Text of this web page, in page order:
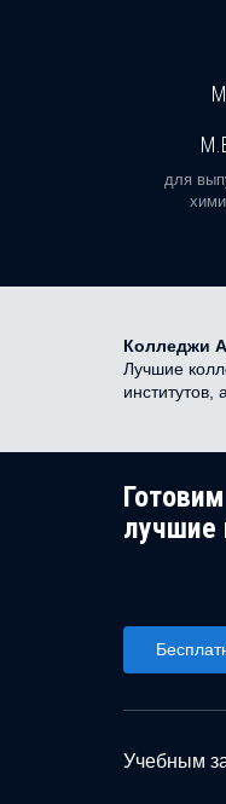
для
Колледжи
Лучшие
лучшие
Учебным